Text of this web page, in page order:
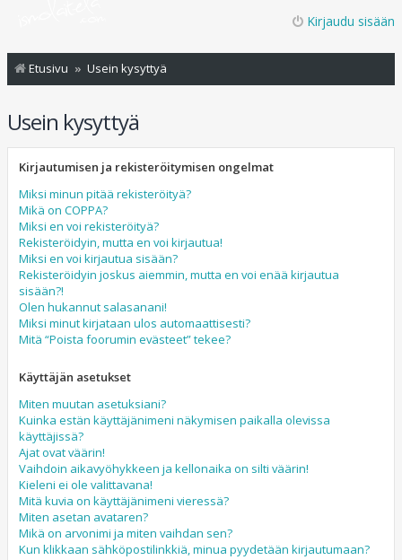
Kirjaudu sisään
Etusivu Usein kysyttyä
Usein kysyttyä
Kirjautumisen ja rekisteröitymisen ongelmat
Miksi minun pitää rekisteröityä?
Mikä on COPPA?
Miksi en voi rekisteröityä?
Rekisteröidyin, mutta en voi kirjautua!
Miksi en voi kirjautua sisään?
Rekisteröidyin joskus aiemmin, mutta en voi enää kirjautua
sisään?!
Olen hukannut salasanani!
Miksi minut kirjataan ulos automaattisesti?
Mitä “Poista foorumin evästeet” tekee?
Käyttäjän asetukset
Miten muutan asetuksiani?
Kuinka estän käyttäjänimeni näkymisen paikalla olevissa
käyttäjissä?
Ajat ovat väärin!
Vaihdoin aikavyöhykkeen ja kellonaika on silti väärin!
Kieleni ei ole valittavana!
Mitä kuvia on käyttäjänimeni vieressä?
Miten asetan avataren?
Mikä on arvonimi ja miten vaihdan sen?
Kun klikkaan sähköpostilinkkiä, minua pyydetään kirjautumaan?